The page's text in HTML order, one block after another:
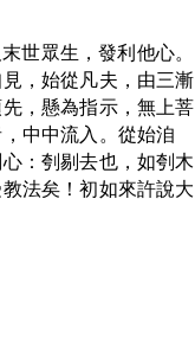
世眾生，發利他心。
，始從凡夫，由三漸
，懸為指示，無上菩
中中流入。從始洎
：刳剔去也，如刳木
法矣！初如來許說大